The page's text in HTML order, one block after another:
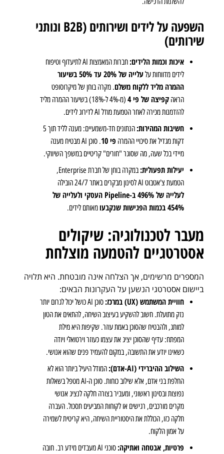
השפעה על לידים ושירותים (B2B ונותני
שירותים)
איכות וכמות הלידים:
חברות המאמצות AI לתיעדוף וטיפוח
לידים מדווחות על
עלייה של 20% עד 50% בשיעור
ההמרה מליד ללקוח משלם. מקרה בוחן של מיקרוסופט
הראה קפיצה של פי 4
(מ-4% ל-18%) בשיעור ההמרה מליד
להזדמנות מכירה לאחר הטמעת מודל AI לדירוג לידים.
חשיבות המהירות:
הנתונים חד-משמעיים: מענה לליד תוך 5
דקות מגדיל את סיכויי ההמרה פי 10
. סוכן AI מבטיח מענה
מיידי בכל שעה, מה שסוגר "חורים" קריטיים במשפך השיווקי.
יעילות תפעולית:
במקרה בוחן של חברת Enterprise,
הטמעת צ'אטבוט AI לסינון מבקרים באתר 24/7 הובילה
לעלייה של 496% ב-Pipeline העסקי ולעלייה של
454% בכמות הפגישות שנקבעו
מאותם לידים.
מעבר לטכנולוגיה: שיקולים
אסטרטגיים להטמעה מוצלחת
המספרים מרשימים, אך הצלחה אינה מובטחת. היא תלויה
ביישום אסטרטגי הנשען על העקרונות הבאים:
חוויית המשתמש (UX) במרכז:
סוכן AI כושל יכול לגרום יותר
נזק מתועלת. חשוב להשקיע בעיצוב השיחה, להתאים את הטון
למותג, ולהבטיח שהסוכן באמת עוזר. שקיפות היא מילת
המפתח: עדיף שהסוכן יציג את עצמו כעוזר וירטואלי ויודה
כשאינו יודע את התשובה, במקום להעמיד פנים שהוא אנושי.
השילוב ההיברידי (AI-אדם):
המודל היעיל ביותר הוא לא
החלפת בני אדם, אלא שילוב כוחות. סוכן ה-AI מטפל בשאלות
נפוצות ובסינון ראשוני, ומעביר בצורה חלקה לנציג אנושי
מקרים מורכבים, רגישים או לקוחות המביעים תסכול. העברה
חלקה כזו, הכוללת את היסטוריית השיחה, היא קריטית לשמירה
על אמון הלקוח.
פרטיות, אבטחה ואתיקה:
סוכני AI מעבדים מידע רב. חובה